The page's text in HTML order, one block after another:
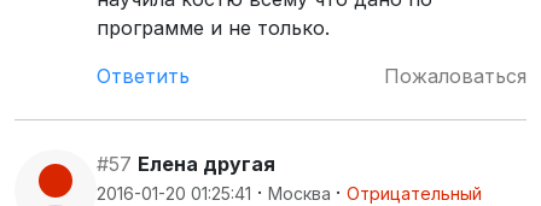
программе и не только.
Ответить
Пожаловаться
#57 Елена другая
2016-01-20 01:25:41 · Москва · Отрицательный